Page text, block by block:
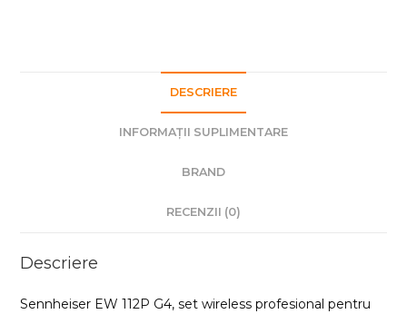
DESCRIERE
INFORMAȚII SUPLIMENTARE
BRAND
RECENZII (0)
Descriere
Sennheiser EW 112P G4, set wireless profesional pentru